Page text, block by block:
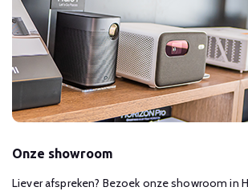
Onze showroom
Liever afspreken? Bezoek onze showroom in